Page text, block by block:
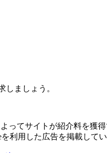
しましょう。
ってサイトが紹介料を
を利用した広告を掲載して